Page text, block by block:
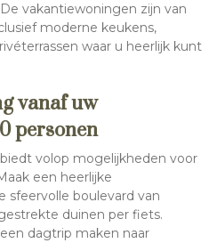
vakantiewoningen zijn van
moderne keukens,
waar u heerlijk kunt
vanaf uw
personen
volop mogelijkheden voor
een heerlijke
sfeervolle boulevard van
duinen per fiets.
dagtrip maken naar